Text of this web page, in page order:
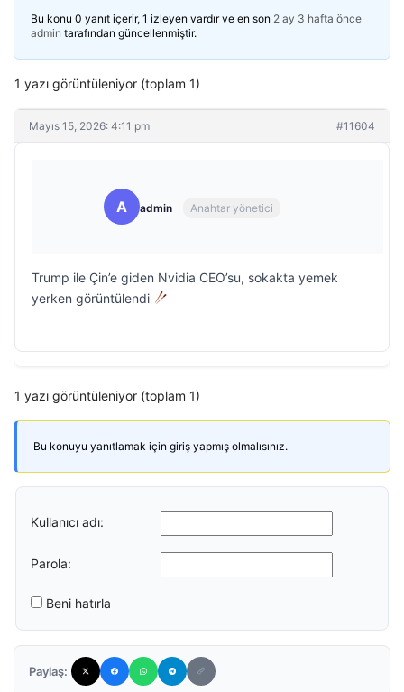
Bu konu 0 yanıt içerir, 1 izleyen vardır ve en son 2 ay 3 hafta önce
admin tarafından güncellenmiştir.
1 yazı görüntüleniyor (toplam 1)
Mayıs 15, 2026: 4:11 pm #11604
A admin Anahtar yönetici
Trump ile Çin’e giden Nvidia CEO’su, sokakta yemek
yerken görüntülendi
1 yazı görüntüleniyor (toplam 1)
Bu konuyu yanıtlamak için giriş yapmış olmalısınız.
Kullanıcı adı:
Parola:
Beni hatırla
Paylaş: